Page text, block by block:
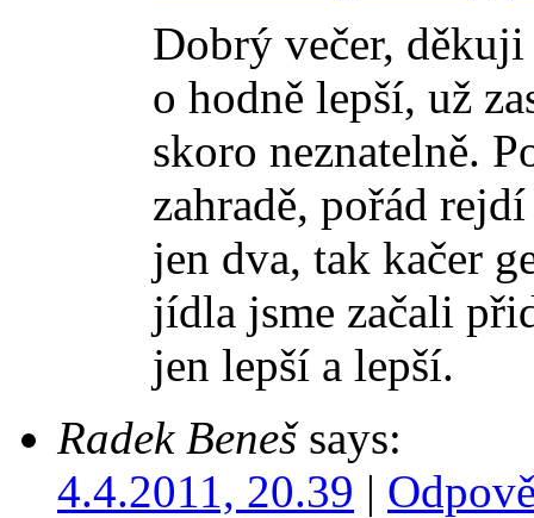
Dobrý večer, děkuji
o hodně lepší, už
skoro neznatelně.
zahradě, pořád
jen dva, tak kačer
jídla jsme začali
jen lepší a lepší.
Radek Beneš says:
4.4.2011, 20.39 |